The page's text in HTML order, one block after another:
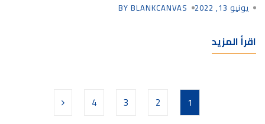
يونيو 13, 2022 BY BLANKCANVAS
اقرأ المزيد
1
2
3
4